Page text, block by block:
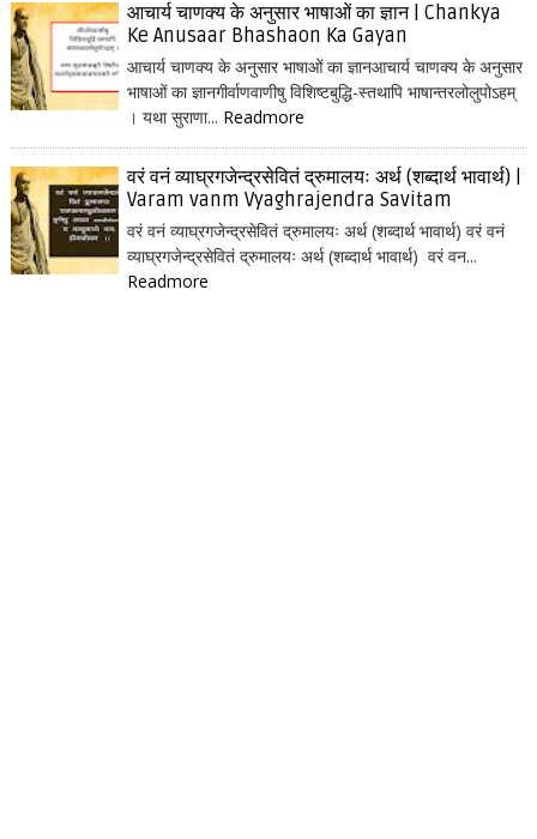
आचार्य चाणक्य के अनुसार भाषाओं का ज्ञान | Chankya
Ke Anusaar Bhashaon Ka Gayan
आचार्य चाणक्य के अनुसार भाषाओं का ज्ञानआचार्य चाणक्य के अनुसार
भाषाओं का ज्ञानगीर्वाणवाणीषु विशिष्टबुद्धि-स्तथापि भाषान्तरलोलुपोऽहम्
। यथा सुराणा... Readmore
वरं वनं व्याघ्रगजेन्द्रसेवितं द्रुमालयः अर्थ (शब्दार्थ भावार्थ) |
Varam vanm Vyaghrajendra Savitam
वरं वनं व्याघ्रगजेन्द्रसेवितं द्रुमालयः अर्थ (शब्दार्थ भावार्थ) वरं वनं
व्याघ्रगजेन्द्रसेवितं द्रुमालयः अर्थ (शब्दार्थ भावार्थ) वरं वन...
Readmore